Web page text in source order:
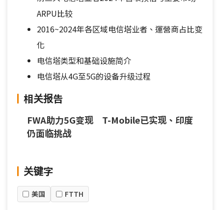
ARPU比较
2016~2024年各区域电信塔业者、運營商占比变
化
电信塔类型和基础设施简介
电信塔从4G至5G的设备升级过程
相关报告
FWA助力5G变现 T-Mobile已实现、印度
仍面临挑战
关键字
美国 FTTH